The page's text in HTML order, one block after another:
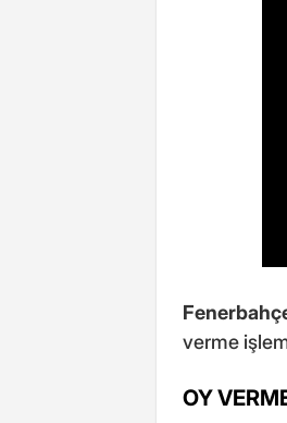
verme
OY